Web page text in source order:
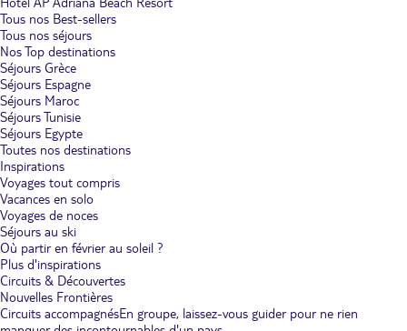
Tous nos Best-sellers
Tous nos séjours
Nos Top destinations
Séjours Grèce
Séjours Espagne
Séjours Maroc
Séjours Tunisie
Séjours Egypte
Toutes nos destinations
Inspirations
Voyages tout compris
Vacances en solo
Voyages de noces
Séjours au ski
Où partir en février au soleil ?
Plus d'inspirations
Circuits & Découvertes
Nouvelles Frontières
Circuits accompagnésEn groupe, laissez-vous guider pour ne rien